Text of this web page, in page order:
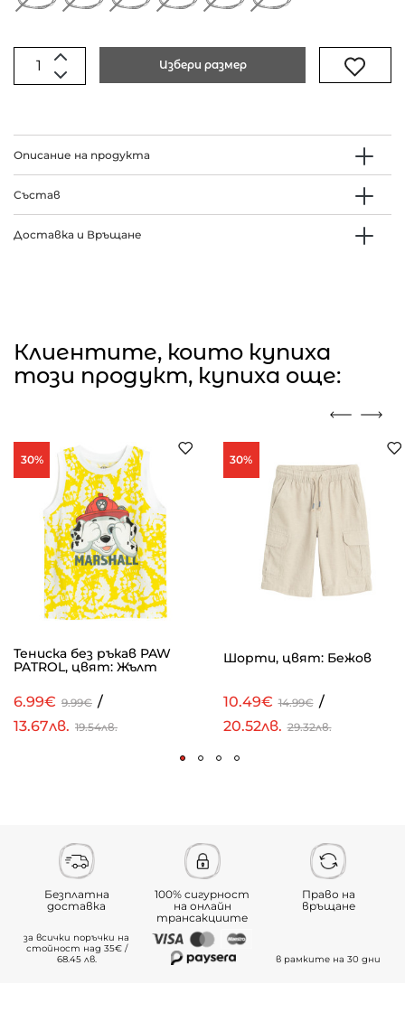
Избери размер
Описание на продукта
Състав
Доставка и Връщане
Клиентите, които купиха
този продукт, купиха още:
30%
Тениска без ръкав PAW
PATROL, цвят: Жълт
6.99€ 9.99€ /
13.67лв. 19.54лв.
30%
Шорти, цвят: Бежов
10.49€ 14.99€ /
20.52лв. 29.32лв.
Безплатна
доставка
за всички поръчки на
стойност над 35€ /
68.45 лв.
100% сигурност
на онлайн
трансакциите
Право на
връщане
в рамките на 30 дни